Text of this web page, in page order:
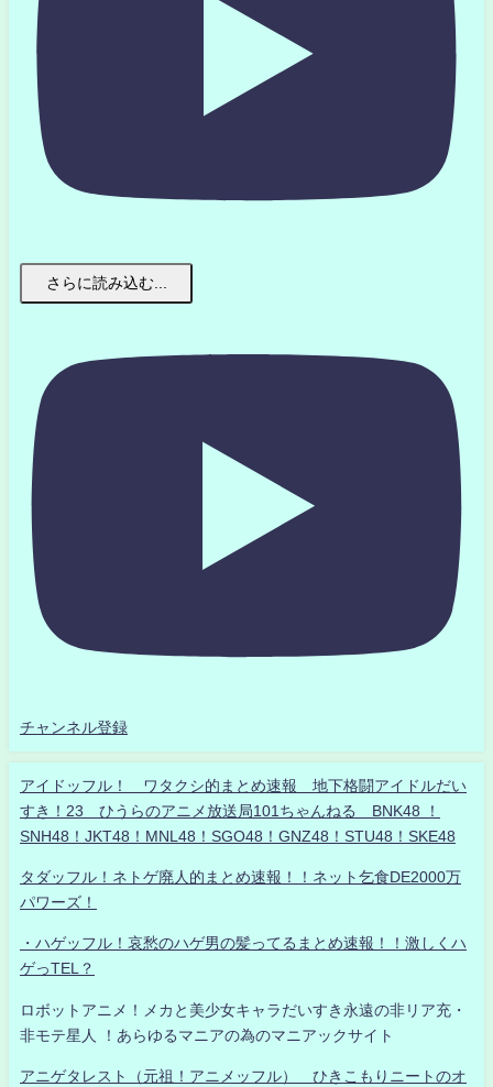
さらに読み込む...
チャンネル登録
アイドッフル！ ワタクシ的まとめ速報 地下格闘アイドルだい
すき！23 ひうらのアニメ放送局101ちゃんねる BNK48 ！
SNH48！JKT48！MNL48！SGO48！GNZ48！STU48！SKE48
タダッフル！ネトゲ廃人的まとめ速報！！ネット乞食DE2000万
パワーズ！
・ハゲッフル！哀愁のハゲ男の髪ってるまとめ速報！！激しくハ
ゲっTEL？
ロボットアニメ！メカと美少女キャラだいすき永遠の非リア充・
非モテ星人 ！あらゆるマニアの為のマニアックサイト
アニゲタレスト（元祖！アニメッフル） ひきこもりニートのオ